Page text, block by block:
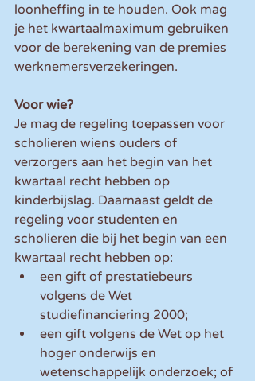
loonheffing in te houden. Ook mag
je het kwartaalmaximum gebruiken
voor de berekening van de premies
werknemersverzekeringen.
Voor wie?
Je mag de regeling toepassen voor
scholieren wiens ouders of
verzorgers aan het begin van het
kwartaal recht hebben op
kinderbijslag. Daarnaast geldt de
regeling voor studenten en
scholieren die bij het begin van een
kwartaal recht hebben op:
een gift of prestatiebeurs
volgens de Wet
studiefinanciering 2000;
een gift volgens de Wet op het
hoger onderwijs en
wetenschappelijk onderzoek; of